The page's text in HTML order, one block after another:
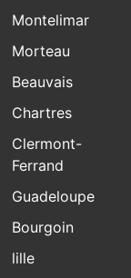
Montelimar
Morteau
Beauvais
Chartres
Clermont-
Ferrand
Guadeloupe
Bourgoin
lille